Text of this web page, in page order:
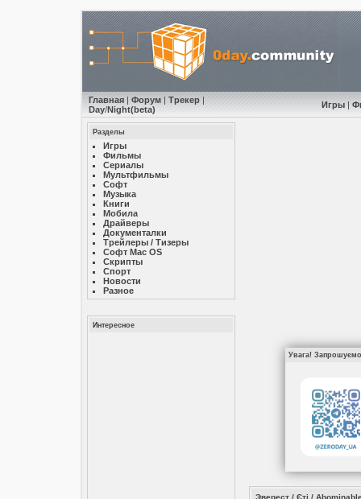
Главная| Форум| Трекер|
Day/Night(beta) Игры|
Разделы
Игры
Фильмы
Сериалы
Мультфильмы
Софт
Музыкa
Книги
Мобила
Драйверы
Документалки
Трейлеры / Тизеры
Софт Mac OS
Скрипты
Спорт
Новости
Разное
Интересное
Увага! Запрошуємо
Эверест / Єтi /